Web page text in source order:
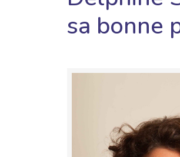
sa bonne